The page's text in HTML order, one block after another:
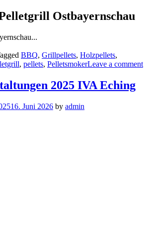
Ostbayernschau
BBQ, Grillpellets, Holzpellets,
, pellets, PelletsmokerLeave a comment
2025 IVA Eching
16. Juni 2026 by admin